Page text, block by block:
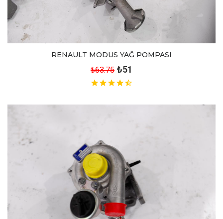
RENAULT MODUS YAĞ POMPASI
₺63.75 ₺51